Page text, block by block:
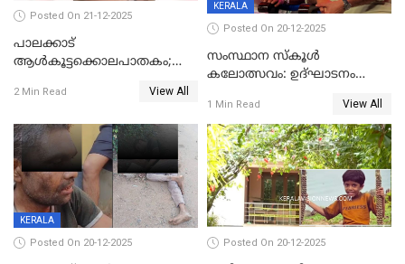
Posted On 21-12-2025
പാലക്കാട്‌
ആൾകൂട്ടക്കൊലപാതകം;
ഊർജ്ജിതമാക്കിമാക്കി
2 Min Read View All
KERALA
Posted On 20-12-2025
സംസ്ഥാന സ്കൂൾ
കലോത്സവം: ഉദ്ഘാടനം
മുഖ്യാതിഥിയായി
മോഹൻലാൽ
1 Min Read View All
KERALA
Posted On 20-12-2025 Posted On 20-12-2025